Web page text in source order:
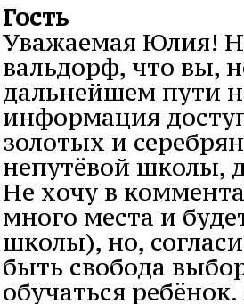
Гость
Уважаемая Юлия!
вальдорф, что вы,
дальнейшем пути
информация
золотых и
непутёвой школы,
Не хочу в
много места и
школы), но,
быть свобода
обучаться